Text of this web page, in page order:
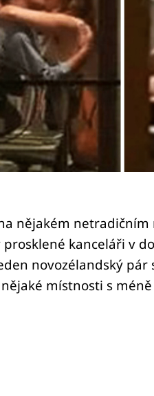
nějakém netradičním
kanceláři v
novozélandský pár
místnosti s